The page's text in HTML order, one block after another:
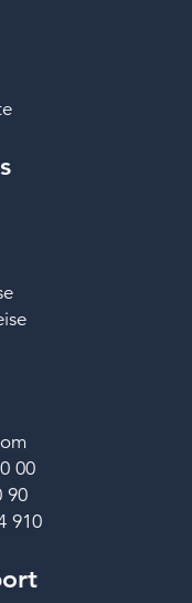
00
90
910